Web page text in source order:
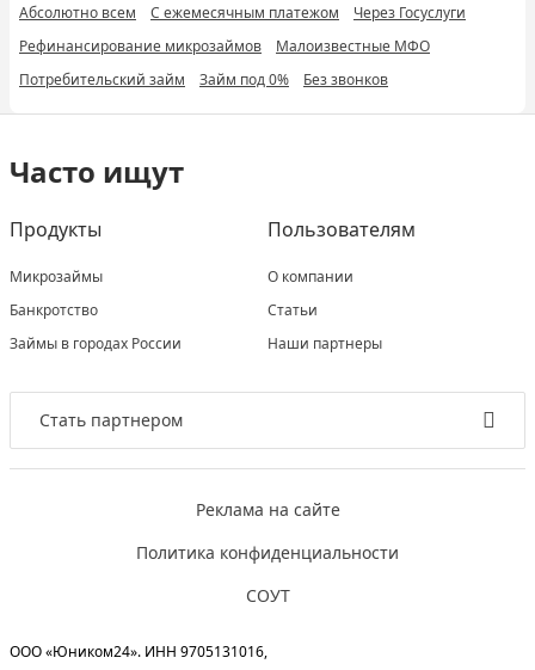
Абсолютно всем С ежемесячным платежом
Через Госуслуги
Рефинансирование микрозаймов
Малоизвестные МФО
Потребительский займ
Займ под 0% Без звонков
Часто ищут
Продукты
Микрозаймы
Банкротство
Займы в городах России
Пользователям
О компании
Статьи
Наши партнеры
Стать партнером
Реклама на сайте
Политика конфиденциальности
СОУТ
ООО «Юником24». ИНН 9705131016,